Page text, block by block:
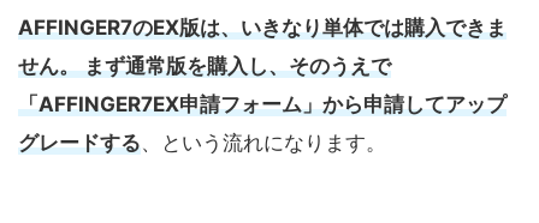
AFFINGER7のEX版は、いきなり単体では購入できま
せん。 まず通常版を購入し、そのうえで
「AFFINGER7EX申請フォーム」から申請してアップ
グレードする、という流れになります。